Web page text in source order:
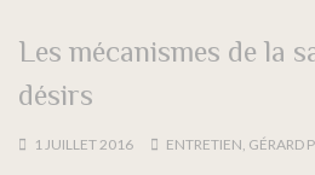
Les mécanismes de la
désirs
1 JUILLET 2016 ENTRETIEN, GÉRARD